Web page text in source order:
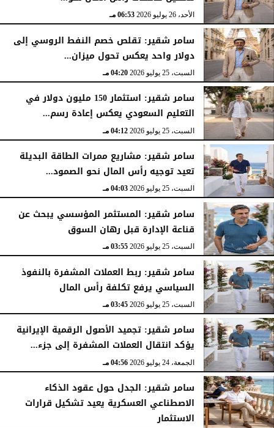
الأحد، 26 يوليو 2026 06:53 مـ
سامر شقير: تقلص خصم النفط الروسي إلى
دولار واحد يعكس تحول ميزان...
السبت، 25 يوليو 2026 04:20 مـ
سامر شقير: استثمار 150 مليون دولار في
التعليم السعودي يعكس إعادة رسم...
السبت، 25 يوليو 2026 04:12 مـ
سامر شقير: مشاريع ممرات الطاقة البديلة
تعيد توجيه رأس المال نحو الصمود...
السبت، 25 يوليو 2026 04:03 مـ
سامر شقير: المستثمر المؤسسي يبحث عن
قناعة الإدارة قبل رهان السوق
السبت، 25 يوليو 2026 03:55 مـ
سامر شقير: ربط العملات المشفرة بالنفوذ
السياسي يرفع تكلفة رأس المال
السبت، 25 يوليو 2026 03:45 مـ
سامر شقير: تجميد الأصول الرقمية الإيرانية
يؤكد انتقال العملات المشفرة إلى جزء...
الجمعة، 24 يوليو 2026 04:56 مـ
سامر شقير: الجدل حول عقود الذكاء
الاصطناعي العسكرية يعيد تشكيل قرارات
الاستثمار